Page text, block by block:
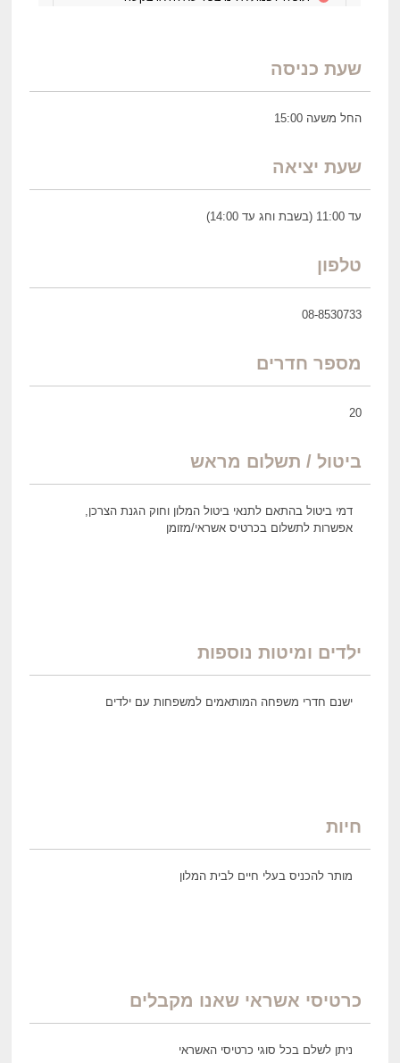
שעת כניסה
החל משעה 15:00
שעת יציאה
עד 11:00 (בשבת וחג עד 14:00)
טלפון
08-8530733
מספר חדרים
20
ביטול / תשלום מראש
דמי ביטול בהתאם לתנאי ביטול המלון וחוק הגנת הצרכן,
אפשרות לתשלום בכרטיס אשראי/מזומן
ילדים ומיטות נוספות
ישנם חדרי משפחה המותאמים למשפחות עם ילדים
חיות
מותר להכניס בעלי חיים לבית המלון
כרטיסי אשראי שאנו מקבלים
ניתן לשלם בכל סוגי כרטיסי האשראי